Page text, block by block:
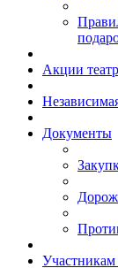
Акции
Документы